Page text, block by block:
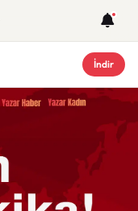
İndir